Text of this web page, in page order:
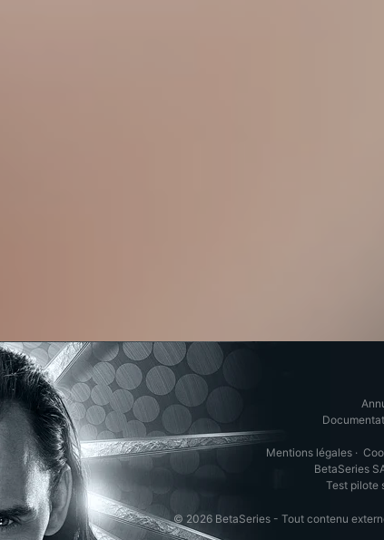
Mentions légales ·
BetaSeries
Test pilote
© 2026 BetaSeries - Tout contenu